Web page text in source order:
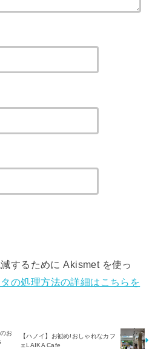
するために Akismet を使っ
の処理方法の詳細はこちらを
お
【ハノイ】お勧め!おしゃれなカフ
ェLAIKA Cafe